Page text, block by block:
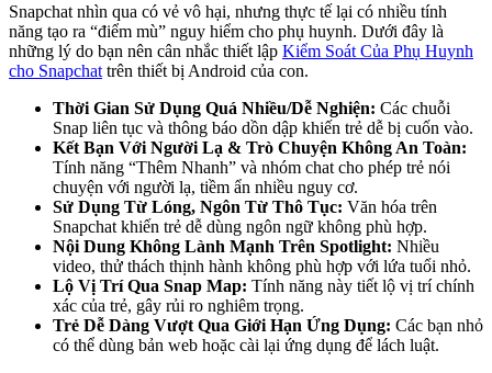
Snapchat nhìn qua có vẻ vô hại, nhưng thực tế lại có nhiều tính
năng tạo ra “điểm mù” nguy hiểm cho phụ huynh. Dưới đây là
những lý do bạn nên cân nhắc thiết lập Kiểm Soát Của Phụ Huynh
cho Snapchat trên thiết bị Android của con.
Thời Gian Sử Dụng Quá Nhiều/Dễ Nghiện: Các chuỗi
Snap liên tục và thông báo dồn dập khiến trẻ dễ bị cuốn vào.
Kết Bạn Với Người Lạ & Trò Chuyện Không An Toàn:
Tính năng “Thêm Nhanh” và nhóm chat cho phép trẻ nói
chuyện với người lạ, tiềm ẩn nhiều nguy cơ.
Sử Dụng Từ Lóng, Ngôn Từ Thô Tục: Văn hóa trên
Snapchat khiến trẻ dễ dùng ngôn ngữ không phù hợp.
Nội Dung Không Lành Mạnh Trên Spotlight: Nhiều
video, thử thách thịnh hành không phù hợp với lứa tuổi nhỏ.
Lộ Vị Trí Qua Snap Map: Tính năng này tiết lộ vị trí chính
xác của trẻ, gây rủi ro nghiêm trọng.
Trẻ Dễ Dàng Vượt Qua Giới Hạn Ứng Dụng: Các bạn nhỏ
có thể dùng bản web hoặc cài lại ứng dụng để lách luật.